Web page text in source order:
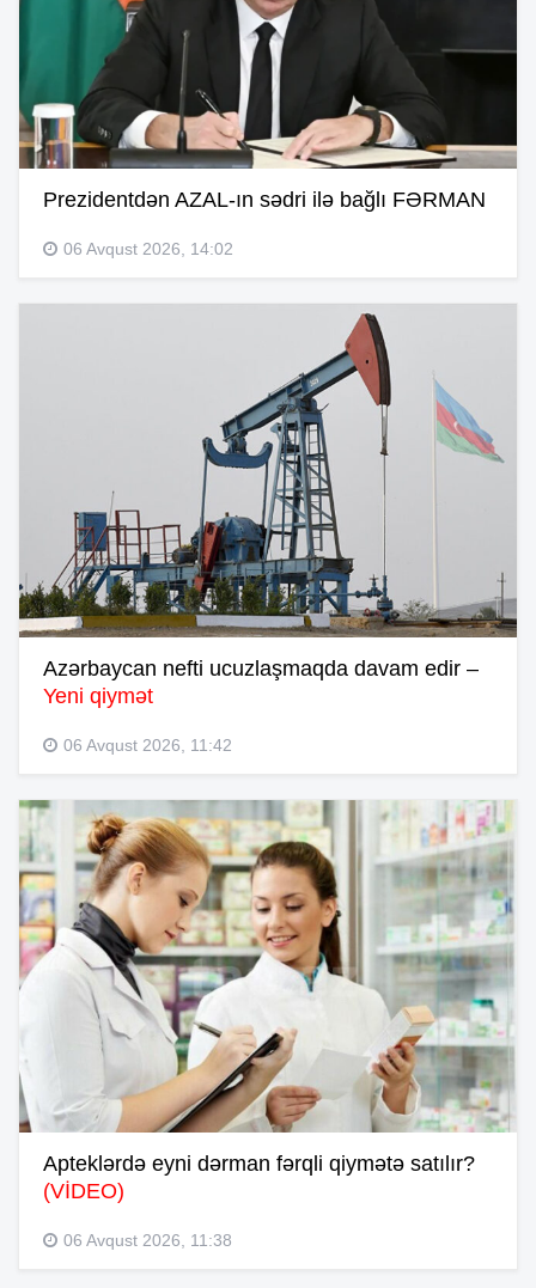
Prezidentdən AZAL-ın sədri ilə bağlı FƏRMAN
06 Avqust 2026, 14:02
Azərbaycan nefti ucuzlaşmaqda davam edir –
Yeni qiymət
06 Avqust 2026, 11:42
Apteklərdə eyni dərman fərqli qiymətə satılır?
(VİDEO)
06 Avqust 2026, 11:38